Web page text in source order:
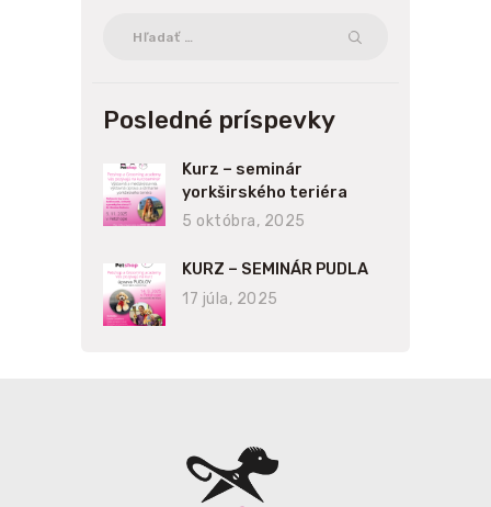
Posledné príspevky
Kurz – seminár
yorkširského teriéra
5 októbra, 2025
KURZ – SEMINÁR PUDLA
17 júla, 2025